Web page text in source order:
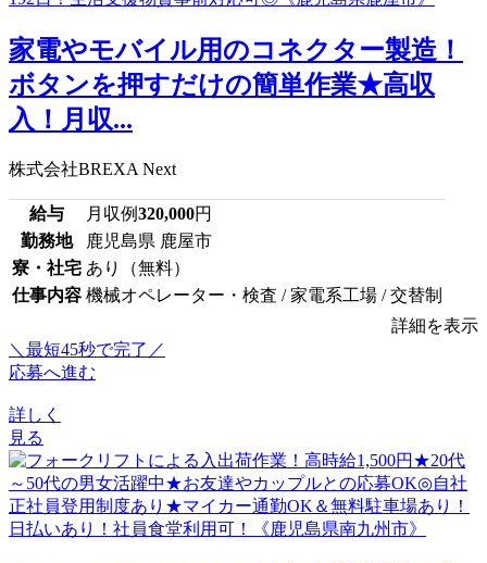
家電やモバイル用のコネクター製造！
ボタンを押すだけの簡単作業★高収
入！月収...
株式会社BREXA Next
給与 月収例320,000円
勤務地
鹿児島県 鹿屋市
寮・社宅 あり（無料）
仕事内容 機械オペレーター・検査 / 家電系工場 / 交替制
詳細を表示
＼最短45秒で完了／
応募へ進む
詳しく
見る